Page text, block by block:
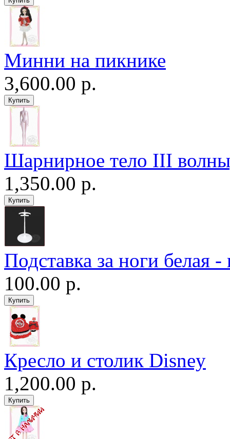
Минни на пикнике
3,600.00 р.
Шарнирное тело III
1,350.00 р.
Подставка за ноги белая
100.00 р.
Кресло и столик Disney
1,200.00 р.